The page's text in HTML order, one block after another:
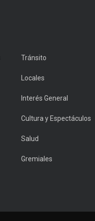
Tránsito
Locales
Interés General
Cultura y Espectáculos
Salud
Gremiales